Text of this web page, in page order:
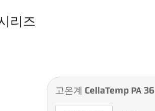
리즈
고온계 CellaTemp PA 36